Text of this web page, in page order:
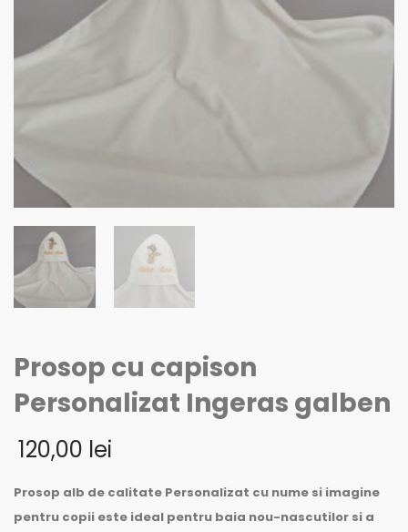
Prosop cu capison
Personalizat Ingeras galben
120,00 lei
Prosop alb de calitate Personalizat cu nume si imagine
pentru copii este ideal pentru baia nou-nascutilor si a